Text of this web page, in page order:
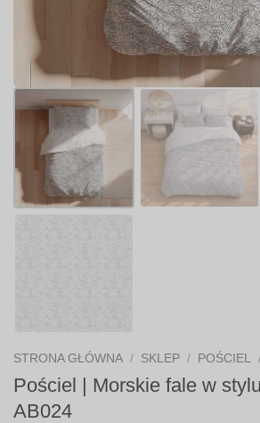
STRONA GŁÓWNA / SKLEP / POŚCIEL
Pościel | Morskie fale w
AB024